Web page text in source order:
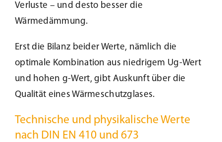
Kundenservice
News
Kontakt
Verluste – und desto besser die
Wärmedämmung.
Erst die Bilanz beider Werte, nämlich die
optimale Kombination aus niedrigem Ug-Wert
und hohen g-Wert, gibt Auskunft über die
Qualität eines Wärmeschutzglases.
Technische und physikalische Werte
nach DIN EN 410 und 673